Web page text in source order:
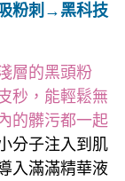
粉刺→黑科技
層的黑頭粉
秒，能輕鬆無
的髒污都一起
分子注入到肌
入滿滿精華液